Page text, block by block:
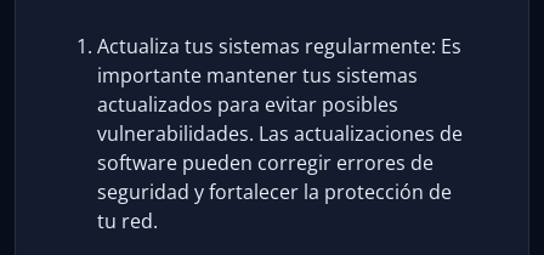
Actualiza tus sistemas regularmente: Es
importante mantener tus sistemas
actualizados para evitar posibles
vulnerabilidades. Las actualizaciones de
software pueden corregir errores de
seguridad y fortalecer la protección de
tu red.